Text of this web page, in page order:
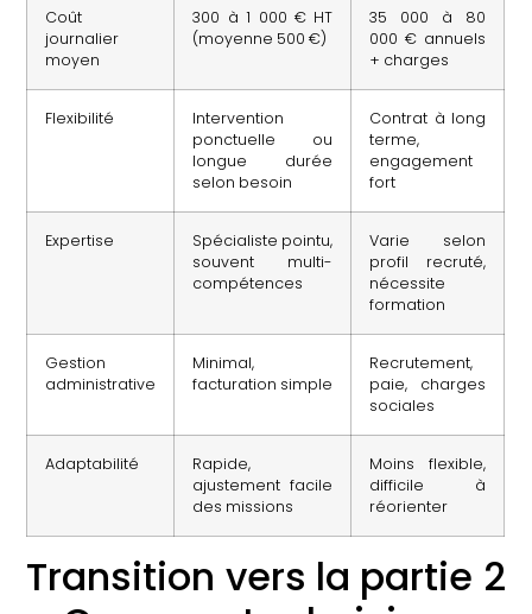
Coût
journalier
moyen
300 à 1 000 € HT
(moyenne 500 €)
35 000 à 80
000 € annuels
+ charges
Flexibilité
Intervention
ponctuelle ou
longue durée
selon besoin
Contrat à long
terme,
engagement
fort
Expertise
Spécialiste pointu,
souvent multi-
compétences
Varie selon
profil recruté,
nécessite
formation
Gestion
administrative
Minimal,
facturation simple
Recrutement,
paie, charges
sociales
Adaptabilité
Rapide,
ajustement facile
des missions
Moins flexible,
difficile à
réorienter
Transition vers la partie 2